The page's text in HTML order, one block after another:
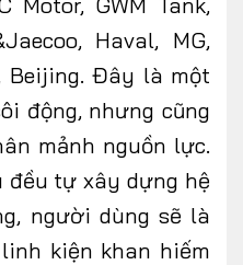
Haval, MG,
Beijing. Đây là một
động, nhưng cũng
mảnh nguồn lực.
đều tự xây dựng hệ
người dùng sẽ là
kiện khan hiếm